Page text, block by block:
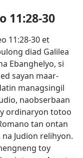
11:28-30
11:28-30 et
diad Galilea
Ebanghelyo, si
sayan maar-
managsingil
naobserbaan
ordinaryon totoo
tan ontan
Judion relihyon.
toy